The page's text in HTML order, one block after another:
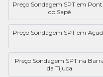
Preço Sondagem SPT em
do Sapê
Preço Sondagem SPT em
Preço Sondagem SPT na
da Tijuca